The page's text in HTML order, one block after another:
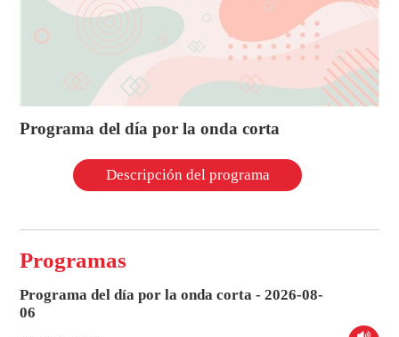
Programa del día por la onda corta
Descripción del programa
Programas
Programa del día por la onda corta - 2026-08-
06